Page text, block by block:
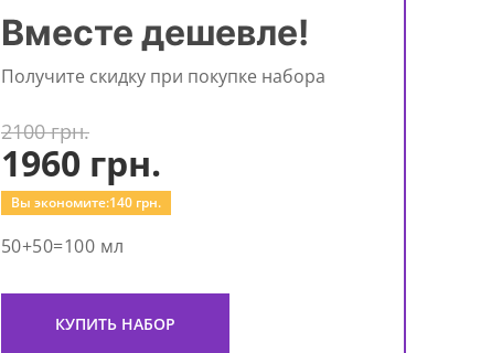
Вместе дешевле!
Получите скидку при покупке набора
2100 грн.
1960 грн.
Вы экономите:140 грн.
50+50=100 мл
КУПИТЬ НАБОР